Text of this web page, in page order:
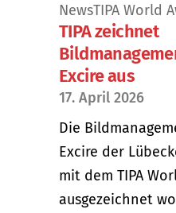
NewsTIPA World
TIPA zeichnet
Excire aus
17. April 2026
Die
Excire der
mit dem TIPA
ausgezeichnet